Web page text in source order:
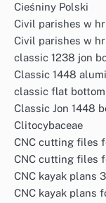
Cieśniny Polski
Civil parishes w
Civil parishes w
classic 1238 jon
Classic 1448
classic flat
Classic Jon 1448
Clitocybaceae
CNC cutting files
CNC cutting files
CNC kayak plans
CNC kayak plans